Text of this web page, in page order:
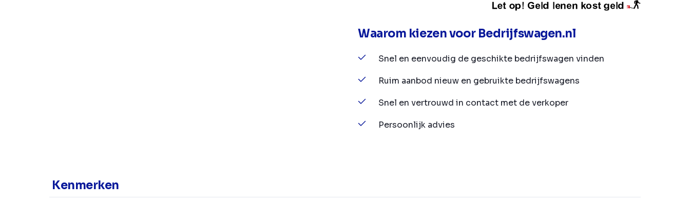
Waarom kiezen voor Bedrijfswagen.nl
Snel en eenvoudig de geschikte bedrijfswagen vinden
Ruim aanbod nieuw en gebruikte bedrijfswagens
Snel en vertrouwd in contact met de verkoper
Persoonlijk advies
Kenmerken